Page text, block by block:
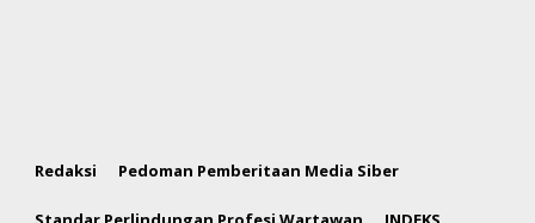
Redaksi Pedoman Pemberitaan Media Siber